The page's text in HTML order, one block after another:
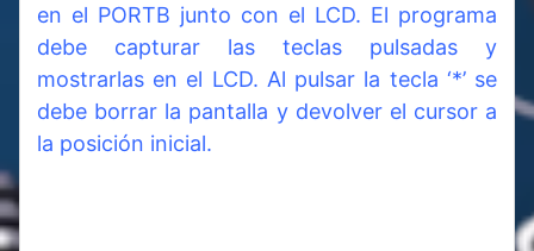
en el PORTB junto con el LCD. El programa
debe capturar las teclas pulsadas y
mostrarlas en el LCD. Al pulsar la tecla ‘*’ se
debe borrar la pantalla y devolver el cursor a
la posición inicial.